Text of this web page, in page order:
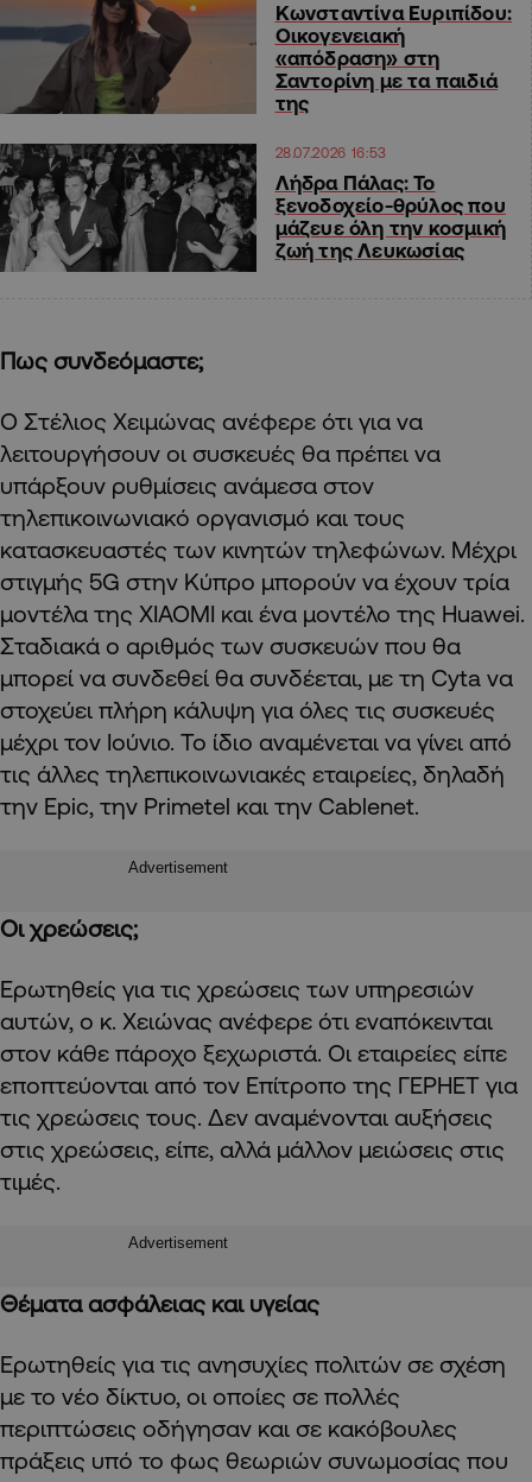
Κωνσταντίνα Ευριπίδου:
Οικογενειακή
«απόδραση» στη
Σαντορίνη με τα παιδιά
της
28.07.2026 16:53
Λήδρα Πάλας: Το
ξενοδοχείο-θρύλος που
μάζευε όλη την κοσμική
ζωή της Λευκωσίας
Πως συνδεόμαστε;
Ο Στέλιος Χειμώνας ανέφερε ότι για να
λειτουργήσουν οι συσκευές θα πρέπει να
υπάρξουν ρυθμίσεις ανάμεσα στον
τηλεπικοινωνιακό οργανισμό και τους
κατασκευαστές των κινητών τηλεφώνων. Μέχρι
στιγμής 5G στην Κύπρο μπορούν να έχουν τρία
μοντέλα της XIAOMI και ένα μοντέλο της Huawei.
Σταδιακά ο αριθμός των συσκευών που θα
μπορεί να συνδεθεί θα συνδέεται, με τη Cyta να
στοχεύει πλήρη κάλυψη για όλες τις συσκευές
μέχρι τον Ιούνιο. Το ίδιο αναμένεται να γίνει από
τις άλλες τηλεπικοινωνιακές εταιρείες, δηλαδή
την Epic, την Primetel και την Cablenet.
Advertisement
Οι χρεώσεις;
Ερωτηθείς για τις χρεώσεις των υπηρεσιών
αυτών, ο κ. Χειώνας ανέφερε ότι εναπόκεινται
στον κάθε πάροχο ξεχωριστά. Οι εταιρείες είπε
εποπτεύονται από τον Επίτροπο της ΓΕΡΗΕΤ για
τις χρεώσεις τους. Δεν αναμένονται αυξήσεις
στις χρεώσεις, είπε, αλλά μάλλον μειώσεις στις
τιμές.
Advertisement
Θέματα ασφάλειας και υγείας
Ερωτηθείς για τις ανησυχίες πολιτών σε σχέση
με το νέο δίκτυο, οι οποίες σε πολλές
περιπτώσεις οδήγησαν και σε κακόβουλες
πράξεις υπό το φως θεωριών συνωμοσίας που